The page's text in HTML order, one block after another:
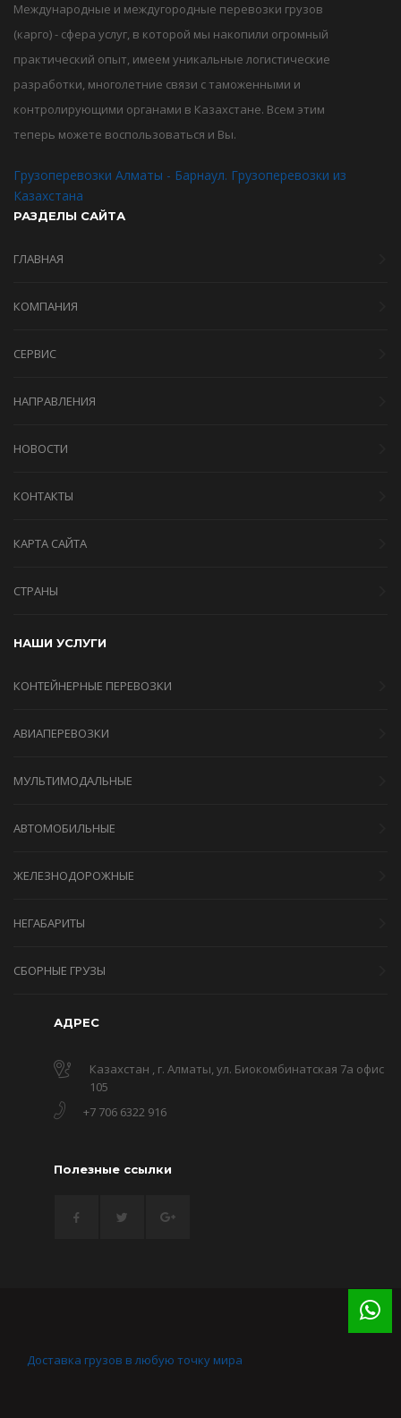
Международные и междугородные перевозки грузов
(карго) - сфера услуг, в которой мы накопили огромный
практический опыт, имеем уникальные логистические
разработки, многолетние связи с таможенными и
контролирующими органами в Казахстане. Всем этим
теперь можете воспользоваться и Вы.
Грузоперевозки Алматы - Барнаул. Грузоперевозки из
Казахстана
РАЗДЕЛЫ САЙТА
ГЛАВНАЯ
КОМПАНИЯ
СЕРВИС
НАПРАВЛЕНИЯ
НОВОСТИ
КОНТАКТЫ
КАРТА САЙТА
СТРАНЫ
НАШИ УСЛУГИ
КОНТЕЙНЕРНЫЕ ПЕРЕВОЗКИ
АВИАПЕРЕВОЗКИ
МУЛЬТИМОДАЛЬНЫЕ
АВТОМОБИЛЬНЫЕ
ЖЕЛЕЗНОДОРОЖНЫЕ
НЕГАБАРИТЫ
СБОРНЫЕ ГРУЗЫ
АДРЕС
Казахстан , г. Алматы, ул. Биокомбинатская 7а офис
105
+7 706 6322 916
Полезные ссылки
Доставка грузов в любую точку мира